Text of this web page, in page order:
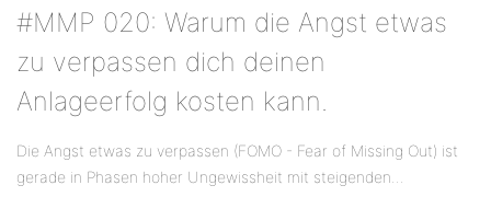
#MMP 020: Warum die Angst etwas
zu verpassen dich deinen
Anlageerfolg kosten kann.
Die Angst etwas zu verpassen (FOMO - Fear of Missing Out) ist
gerade in Phasen hoher Ungewissheit mit steigenden...